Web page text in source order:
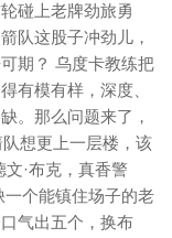
碰上老牌劲旅勇
队这股子冲劲儿，
期？ 乌度卡教练把
有模有样，深度、
。那么问题来了，
想更上一层楼，该
·布克，真香警
个能镇住场子的老
气出五个，换布